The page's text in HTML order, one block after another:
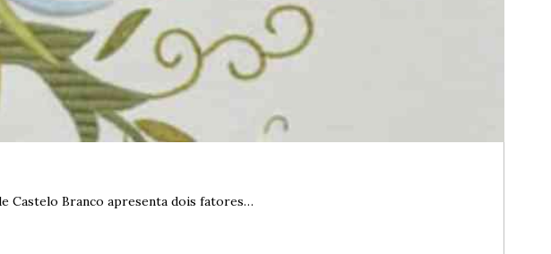
Castelo Branco apresenta dois fatores…